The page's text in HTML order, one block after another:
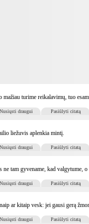
mažiau turime reikalavimų, tuo
Nusiųsti draugui Pasiūlyti citatą
liežuvis aplenkia mintį.
Nusiųsti draugui Pasiūlyti citatą
ne tam gyvename, kad valgytume,
Nusiųsti draugui Pasiūlyti citatą
ar kitaip vesk: jei gausi gerą
Nusiųsti draugui Pasiūlyti citatą